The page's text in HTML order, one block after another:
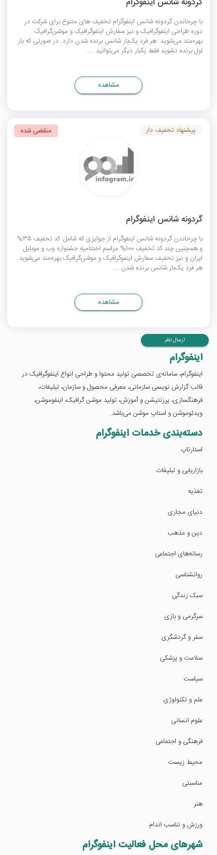
با چرخاندن گردونه شانس اینفوگرام تخفیف های متنوع برای شرکت در
دوره طراحی اینفوگرافیک و نیز سفارش اینفوگرافیک و موشن‌گرافیک
بهره‌مند می‌شوید. هر فرد یک‌بار شانس برنده شدن دارد. در صورتی که بار
اول برنده نشوید فقط یکبار دیگر می‌توانید ...
مشاهده
گردونه شانس اینفوگرام
با چرخاندن گردونه شانس اینفوگرام از جوایزی که شامل: کد تخفیف 35%
و همچنین چند کد تخفیف 100%‌‏ مراسم اختتامیه جشنواره وب و موبایل
ایران و نیز تخفیف سفارش اینفوگرافیک و موشن‌گرافیک بهره‌مند می‌شوید.
هر فرد یک‌بار شانس برنده شدن ...
پیشنهاد تخفیف دار منقضی شده
مشاهده
ارسال نظر
اینفوگرام
اینفوگرام، سامانه‌ی تخصصی تولید محتوا و طراحی انواع اینفوگرافیک در
قالب گزارش نویسی سازمانی، معرفی محصول و سازمان، تبلیغات،
فرهنگسازی، پرزنتیشن و آموزش، تولید موشن گرافیک، اینفوموشن،
ویدئوموشن و استاپ موشن می‌باشد.
دسته‌بندی خدمات اینفوگرام
استارتاپ
بازاریابی و تبلیغات
تغذیه
دنیای مجازی
دین و مذهب
رسانه‌های اجتماعی
روانشناسی
سبک زندگی
سرگرمی و بازی
سفر و گردشگری
سلامت و پزشکی
سیاست
علم و تکنولوژی
علوم انسانی
فرهنگی و اجتماعی
محیط زیست
مناسبتی
هنر
ورزش و تناسب اندام
شهرهای محل فعالیت اینفوگرام